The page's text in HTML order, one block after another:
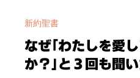
す｣ この説明からすると、あ
聞いていない、悟っていない
の本心は、ユダヤ人全国民が
主として受け入れ、イエスが
新約聖書
なぜ｢わたしを愛
か？｣と３回も聞